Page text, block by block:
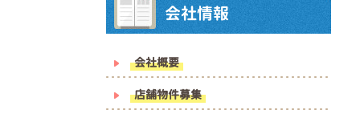
会社情報
会社概要
店舗物件募集